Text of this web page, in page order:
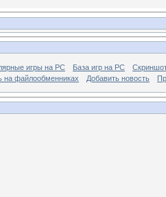
игры на PC База игр на РС
на файлообменниках
Добавить новость